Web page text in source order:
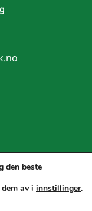
den beste
av i innstillinger.